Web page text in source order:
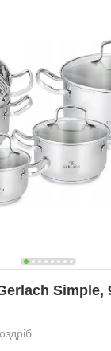
Simple,